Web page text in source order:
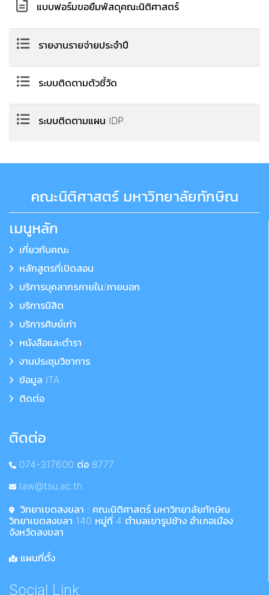
แบบฟอร์มขอยืมพัสดุคณะนิติศาสตร์
รายงานรายจ่ายประจำปี
ระบบติดตามตัวชี้วัด
ระบบติดตามแผน IDP
คณะนิติศาสตร์ มหาวิทยาลัยทักษิณ
เมนูหลัก
เกี่ยวกับคณะ
หลักสูตรที่เปิดสอน
บริการบุคลากรภายใน/ภายนอก
บริการนิสิต
บริการศิษย์เก่า
หนังสือและตำรา
งานประชุมวิชาการ
ข้อมูล ITA
ติดต่อ
ติดต่อ
074-317600 ต่อ 8777
law@tsu.ac.th
วิทยาเขตสงขลา : คณะนิติศาสตร์ มหาวิทยาลัยทักษิณ
วิทยาเขตสงขลา 140 หมู่ที่ 4 ตำบลเขารูปช้าง อำเภอเมือง
จังหวัดสงขลา
แผนที่ตั้ง
Social Link